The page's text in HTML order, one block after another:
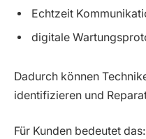
Echtzeit
digitale
Dadurch können
identifizieren und
Für Kunden bedeutet das: